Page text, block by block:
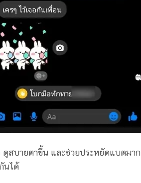
สบายตาขึ้น และช่วยประหยัดแบตมาก
นได้